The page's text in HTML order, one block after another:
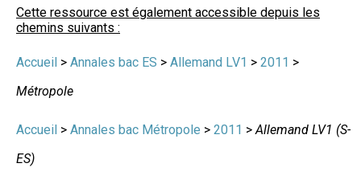
Cette ressource est également accessible depuis les
chemins suivants :
Accueil > Annales bac ES > Allemand LV1 > 2011 >
Métropole
Accueil > Annales bac Métropole > 2011 >Allemand LV1 (S-
ES)